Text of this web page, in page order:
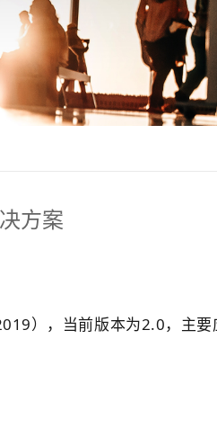
方案
），当前版本为2.0，主